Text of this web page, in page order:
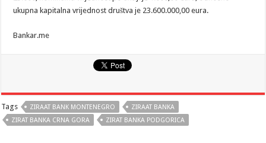
ukupna kapitalna vrijednost društva je 23.600.000,00 eura.
Bankar.me
Tags ZIRAAT BANK MONTENEGRO
ZIRAAT BANKA
ZIRAT BANKA CRNA GORA
ZIRAT BANKA PODGORICA